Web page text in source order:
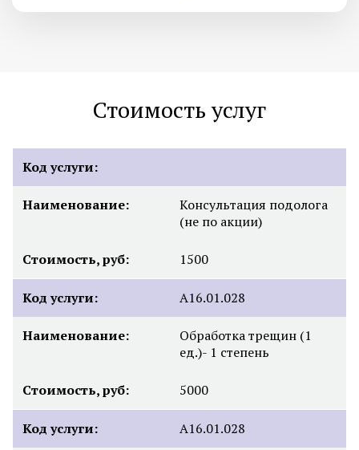
Стоимость услуг
Код услуги:
Наименование:
Консультация подолога
(не по акции)
Стоимость, руб: 1500
Код услуги: А16.01.028
Наименование:
Обработка трещин (1
ед.)- 1 степень
Стоимость, руб: 5000
Код услуги: А16.01.028